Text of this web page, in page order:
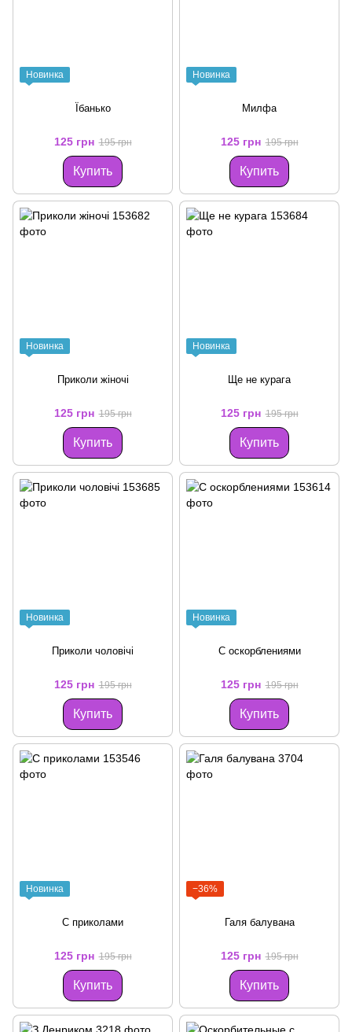
Новинка
Їбанько
125 грн 195 грн
Купить
Новинка
Милфа
125 грн 195 грн
Купить
Новинка
Приколи жіночі
125 грн 195 грн
Купить
Новинка
Ще не курага
125 грн 195 грн
Купить
Новинка
Приколи чоловічі
125 грн 195 грн
Купить
Новинка
С оскорблениями
125 грн 195 грн
Купить
Новинка
С приколами
125 грн 195 грн
Купить
−36%
Галя балувана
125 грн 195 грн
Купить